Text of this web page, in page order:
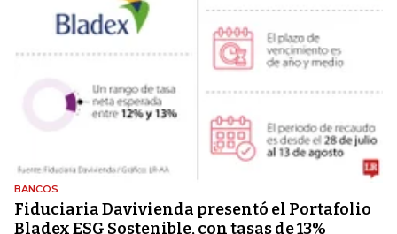
BANCOS
Fiduciaria Davivienda presentó el Portafolio
Bladex ESG Sostenible, con tasas de 13%